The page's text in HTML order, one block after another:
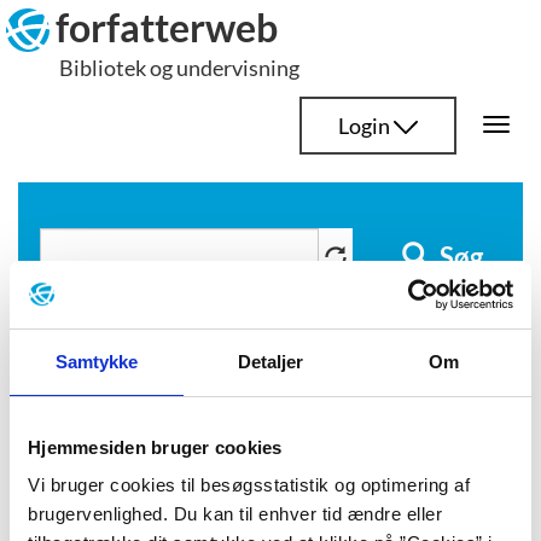
Samtykke Detaljer Om
Hjemmesiden bruger cookies
Vi bruger cookies til besøgsstatistik og optimering af
brugervenlighed. Du kan til enhver tid ændre eller
Hop
til
indhold
forfatterweb
Bibliotek og undervisning
Login
Søg
bortførelse
Anne-Cathrine Riebnitzsky